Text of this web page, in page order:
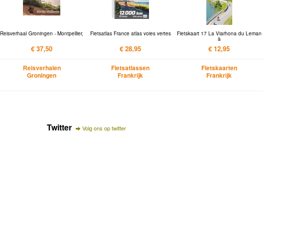
Reisverhaal Groningen - Montpellier,
€ 37,50
Reisverhalen
Groningen
Fietsatlas France atlas voies vertes
€ 28,95
Fietsatlassen
Frankrijk
Fietskaart 17 La Viarhona du Leman
à
€ 12,95
Fietskaarten
Frankrijk
Twitter Volg ons op twitter